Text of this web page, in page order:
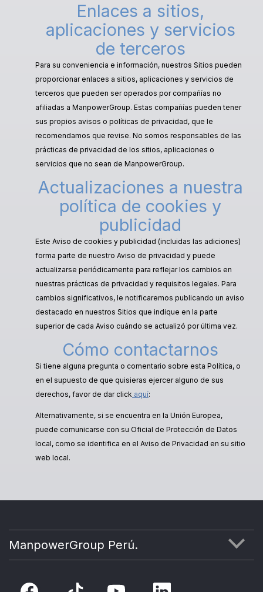
Enlaces a sitios,
aplicaciones y servicios
de terceros
Para su conveniencia e información, nuestros Sitios pueden
proporcionar enlaces a sitios, aplicaciones y servicios de
terceros que pueden ser operados por compañías no
afiliadas a ManpowerGroup. Estas compañías pueden tener
sus propios avisos o políticas de privacidad, que le
recomendamos que revise. No somos responsables de las
prácticas de privacidad de los sitios, aplicaciones o
servicios que no sean de ManpowerGroup.
Actualizaciones a nuestra
política de cookies y
publicidad
Este Aviso de cookies y publicidad (incluidas las adiciones)
forma parte de nuestro Aviso de privacidad y puede
actualizarse periódicamente para reflejar los cambios en
nuestras prácticas de privacidad y requisitos legales. Para
cambios significativos, le notificaremos publicando un aviso
destacado en nuestros Sitios que indique en la parte
superior de cada Aviso cuándo se actualizó por última vez.
Cómo contactarnos
Si tiene alguna pregunta o comentario sobre esta Política, o
en el supuesto de que quisieras ejercer alguno de sus
derechos, favor de dar click aquí:
Alternativamente, si se encuentra en la Unión Europea,
puede comunicarse con su Oficial de Protección de Datos
local, como se identifica en el Aviso de Privacidad en su sitio
web local.
ManpowerGroup Perú.